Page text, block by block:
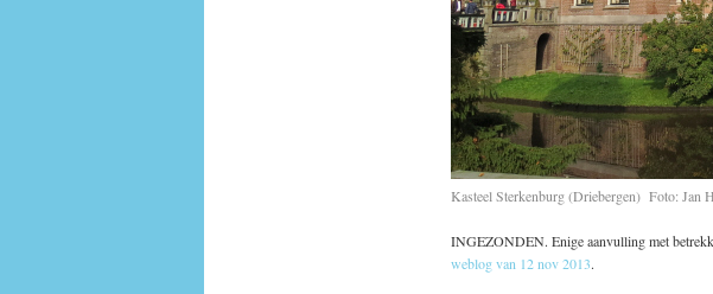
Kasteel Sterkenburg (Driebergen) Foto: Jan
INGEZONDEN. Enige aanvulling met
weblog van 12 nov 2013.